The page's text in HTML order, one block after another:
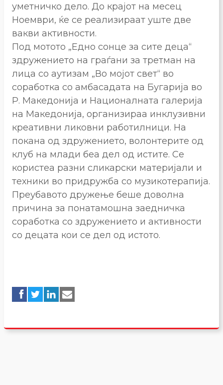
уметничко дело. До крајот на месец
Ноември, ќе се реализираат уште две
вакви активности.
Под мотото „Едно сонце за сите деца“
здружението на граѓани за третман на
лица со аутизам „Во мојот свет“ во
соработка со амбасадата на Бугарија во
Р. Македонија и Националната галерија
на Македонија, организираа инклузивни
креативни ликовни работилници. На
покана од здружението, волонтерите од
клуб на млади беа дел од истите. Се
користеа разни сликарски материјали и
техники во придружба со музикотерапија.
Преубавото дружење беше доволна
причина за понатамошна заедничка
соработка со здружението и активности
со децата кои се дел од истото.